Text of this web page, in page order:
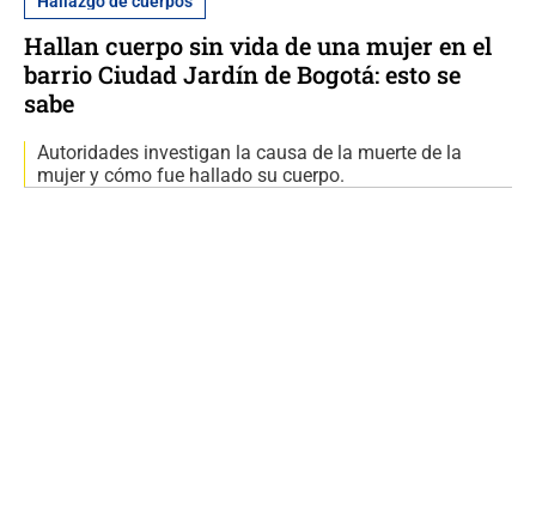
Hallan cuerpo sin vida de una mujer en el
barrio Ciudad Jardín de Bogotá: esto se
sabe
Autoridades investigan la causa de la muerte de la
mujer y cómo fue hallado su cuerpo.